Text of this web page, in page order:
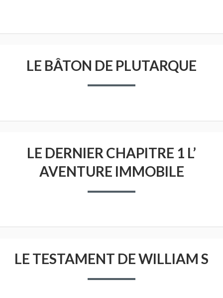
LE BÂTON DE PLUTARQUE
LE DERNIER CHAPITRE 1 L’
AVENTURE IMMOBILE
LE TESTAMENT DE WILLIAM S